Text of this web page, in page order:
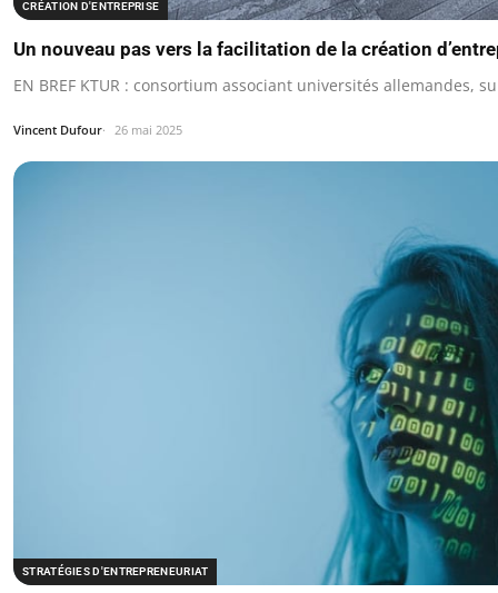
CRÉATION D'ENTREPRISE
Un nouveau pas vers la facilitation de la création
EN BREF KTUR : consortium associant universités allemandes,
Vincent Dufour 26 mai 2025
STRATÉGIES D'ENTREPRENEURIAT